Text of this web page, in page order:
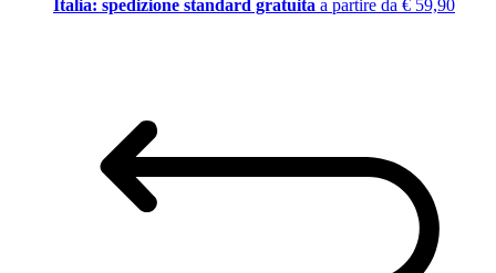
Italia: spedizione standard gratuita a partire da € 59,90